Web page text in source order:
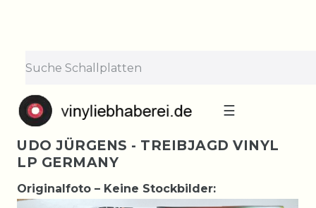
☰
UDO JÜRGENS - TREIBJAGD VINYL
LP GERMANY
Originalfoto – Keine Stockbilder: